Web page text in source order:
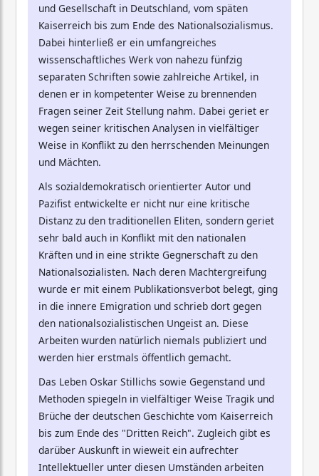
und Gesellschaft in Deutschland, vom späten
Kaiserreich bis zum Ende des Nationalsozialismus.
Dabei hinterließ er ein umfangreiches
wissenschaftliches Werk von nahezu fünfzig
separaten Schriften sowie zahlreiche Artikel, in
denen er in kompetenter Weise zu brennenden
Fragen seiner Zeit Stellung nahm. Dabei geriet er
wegen seiner kritischen Analysen in vielfältiger
Weise in Konflikt zu den herrschenden Meinungen
und Mächten.
Als sozialdemokratisch orientierter Autor und
Pazifist entwickelte er nicht nur eine kritische
Distanz zu den traditionellen Eliten, sondern geriet
sehr bald auch in Konflikt mit den nationalen
Kräften und in eine strikte Gegnerschaft zu den
Nationalsozialisten. Nach deren Machtergreifung
wurde er mit einem Publikationsverbot belegt, ging
in die innere Emigration und schrieb dort gegen
den nationalsozialistischen Ungeist an. Diese
Arbeiten wurden natürlich niemals publiziert und
werden hier erstmals öffentlich gemacht.
Das Leben Oskar Stillichs sowie Gegenstand und
Methoden spiegeln in vielfältiger Weise Tragik und
Brüche der deutschen Geschichte vom Kaiserreich
bis zum Ende des "Dritten Reich". Zugleich gibt es
darüber Auskunft in wieweit ein aufrechter
Intellektueller unter diesen Umständen arbeiten